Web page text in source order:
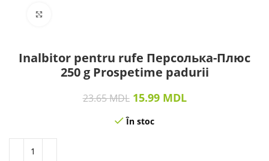
Inalbitor pentru rufe Персолька-Плюс
250 g Prospetime padurii
23.65MDL 15.99 MDL
În stoc